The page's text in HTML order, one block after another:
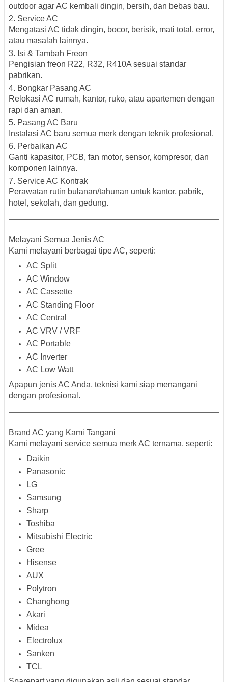
outdoor agar AC kembali dingin, bersih, dan bebas bau.
2. Service AC
Mengatasi AC tidak dingin, bocor, berisik, mati total, error,
atau masalah lainnya.
3. Isi & Tambah Freon
Pengisian freon R22, R32, R410A sesuai standar
pabrikan.
4. Bongkar Pasang AC
Relokasi AC rumah, kantor, ruko, atau apartemen dengan
rapi dan aman.
5. Pasang AC Baru
Instalasi AC baru semua merk dengan teknik profesional.
6. Perbaikan AC
Ganti kapasitor, PCB, fan motor, sensor, kompresor, dan
komponen lainnya.
7. Service AC Kontrak
Perawatan rutin bulanan/tahunan untuk kantor, pabrik,
hotel, sekolah, dan gedung.
Melayani Semua Jenis AC
Kami melayani berbagai tipe AC, seperti:
AC Split
AC Window
AC Cassette
AC Standing Floor
AC Central
AC VRV / VRF
AC Portable
AC Inverter
AC Low Watt
Apapun jenis AC Anda, teknisi kami siap menangani
dengan profesional.
Brand AC yang Kami Tangani
Kami melayani service semua merk AC ternama, seperti:
Daikin
Panasonic
LG
Samsung
Sharp
Toshiba
Mitsubishi Electric
Gree
Hisense
AUX
Polytron
Changhong
Akari
Midea
Electrolux
Sanken
TCL